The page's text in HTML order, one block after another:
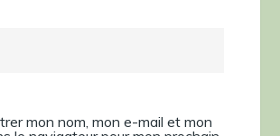
mon nom, mon e-mail et mon